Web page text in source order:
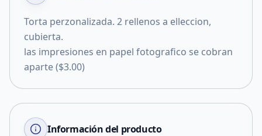
Torta perzonalizada. 2 rellenos a elleccion,
cubierta.
las impresiones en papel fotografico se cobran
aparte ($3.00)
Información del producto